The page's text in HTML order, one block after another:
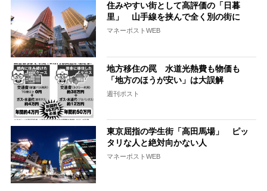
住みやすい街として高評価の「日暮
里」 山手線を挟んで全く別の街に
マネーポストWEB
地方移住の罠 水道光熱費も物価も
「地方のほうが安い」は大誤解
週刊ポスト
東京屈指の学生街「高田馬場」 ピッ
タリな人と絶対向かない人
マネーポストWEB